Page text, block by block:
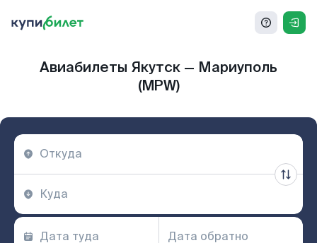
Авиабилеты Якутск — Мариуполь
(MPW)